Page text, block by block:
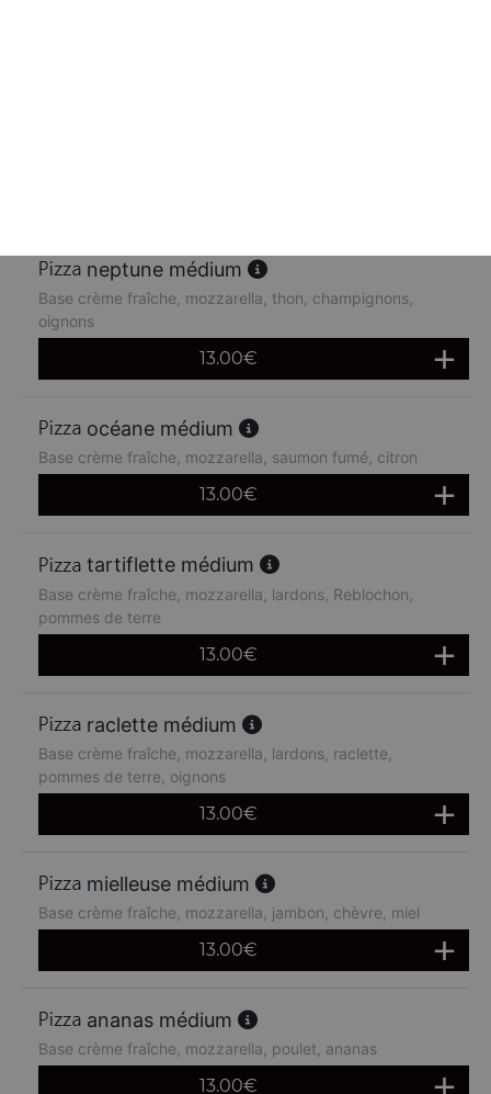
neptune médium
Base crème fraîche, mozzarella, thon, champignons,
oignons
13.00€
océane médium
Base crème fraîche, mozzarella, saumon fumé, citron
13.00€
tartiflette médium
Base crème fraîche, mozzarella, lardons, Reblochon,
pommes de terre
13.00€
raclette médium
Base crème fraîche, mozzarella, lardons, raclette,
pommes de terre, oignons
13.00€
mielleuse médium
Base crème fraîche, mozzarella, jambon, chèvre, miel
13.00€
ananas médium
Base crème fraîche, mozzarella, poulet, ananas
13.00€